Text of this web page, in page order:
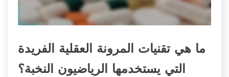
ما هي تقنيات المرونة العقلية الفريدة
التي يستخدمها الرياضيون النخبة؟